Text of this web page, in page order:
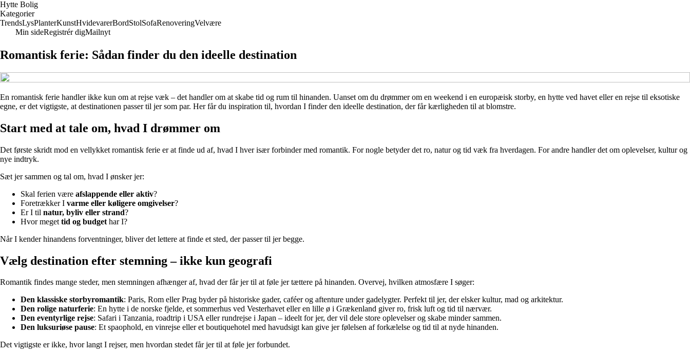
Hytte Bolig
Kategorier
TrendsLysPlanterKunstHvidevarerBordStolSofaRenoveringVelvære
Min sideRegistrér digMailnyt
Romantisk ferie: Sådan finder du den ideelle destination
En romantisk ferie handler ikke kun om at rejse væk – det handler om at skabe tid og rum til hinanden. Uanset om du drømmer om en weekend i en europæisk storby, en hytte ved havet eller en rejse til eksotiske
egne, er det vigtigste, at destinationen passer til jer som par. Her får du inspiration til, hvordan I finder den ideelle destination, der får kærligheden til at blomstre.
Start med at tale om, hvad I drømmer om
Det første skridt mod en vellykket romantisk ferie er at finde ud af, hvad I hver især forbinder med romantik. For nogle betyder det ro, natur og tid væk fra hverdagen. For andre handler det om oplevelser, kultur og
nye indtryk.
Sæt jer sammen og tal om, hvad I ønsker jer:
Skal ferien være afslappende eller aktiv?
Foretrækker I varme eller køligere omgivelser?
Er I til natur, byliv eller strand?
Hvor meget tid og budget har I?
Når I kender hinandens forventninger, bliver det lettere at finde et sted, der passer til jer begge.
Vælg destination efter stemning – ikke kun geografi
Romantik findes mange steder, men stemningen afhænger af, hvad der får jer til at føle jer tættere på hinanden. Overvej, hvilken atmosfære I søger:
Den klassiske storbyromantik: Paris, Rom eller Prag byder på historiske gader, caféer og aftenture under gadelygter. Perfekt til jer, der elsker kultur, mad og arkitektur.
Den rolige naturferie: En hytte i de norske fjelde, et sommerhus ved Vesterhavet eller en lille ø i Grækenland giver ro, frisk luft og tid til nærvær.
Den eventyrlige rejse: Safari i Tanzania, roadtrip i USA eller rundrejse i Japan – ideelt for jer, der vil dele store oplevelser og skabe minder sammen.
Den luksuriøse pause: Et spaophold, en vinrejse eller et boutiquehotel med havudsigt kan give jer følelsen af forkælelse og tid til at nyde hinanden.
Det vigtigste er ikke, hvor langt I rejser, men hvordan stedet får jer til at føle jer forbundet.